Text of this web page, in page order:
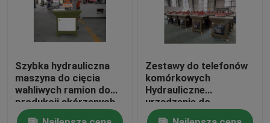
Szybka hydrauliczna
maszyna do cięcia
wahliwych ramion do
produkcji skórzanych
rękawiczek
Zestawy do telefonów
komórkowych
Hydrauliczne
urządzenie do
obracania ramieniem